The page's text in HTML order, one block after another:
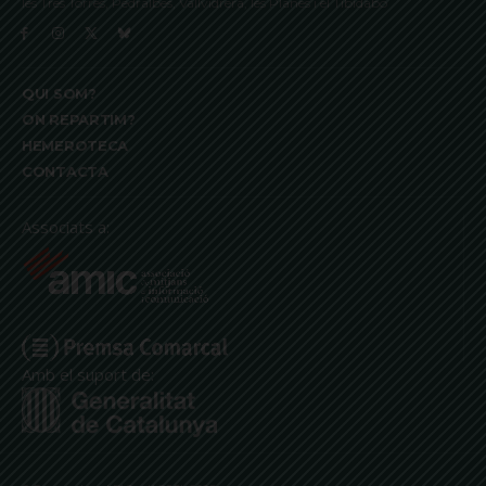
QUI SOM?
ON REPARTIM?
HEMEROTECA
CONTACTA
Associats a:
Amb el suport de: